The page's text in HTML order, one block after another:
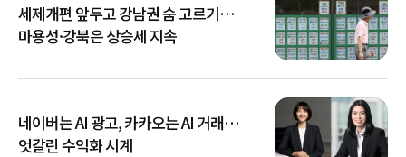
세제개편 앞두고 강남권 숨 고르기…
마용성·강북은 상승세 지속
네이버는 AI 광고, 카카오는 AI 거래…
엇갈린 수익화 시계